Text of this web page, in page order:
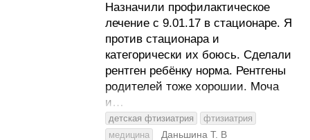
Назначили профилактическое
лечение с 9.01.17 в стационаре. Я
против стационара и
категорически их боюсь. Сделали
рентген ребёнку норма. Рентгены
родителей тоже хорошии. Моча
и…
детская фтизиатрия
фтизиатрия
медицина
Даньшина Т. В